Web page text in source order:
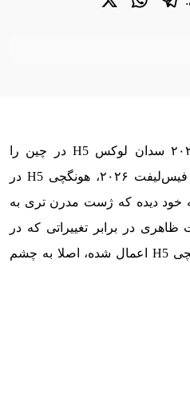
هونگچی عرضه فیس‌لیفت ۲۰۲۶ سدان لوکس H5 در چین را
بصورت رسمی، آغاز کرد. در فیس‌لیفت ۲۰۲۶، هونگچی H5 در
خود دیده که ژست مدرن تری به
ظاهری در برابر تغییراتی که در
فضای داخلی مدل ۲۰۲۶ هونگچی H5 اعمال شده، اصلا به چشم